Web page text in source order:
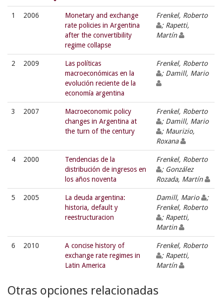
1 2006
Monetary and exchange
rate policies in Argentina
after the convertibility
regime collapse
Frenkel, Roberto
; Rapetti,
Martín
2 2009
Las políticas
macroeconómicas en la
evolución reciente de la
economía argentina
Frenkel, Roberto
; Damill, Mario
3 2007
Macroeconomic policy
changes in Argentina at
the turn of the century
Frenkel, Roberto
; Damill, Mario
; Maurizio,
Roxana
4 2000
Tendencias de la
distribución de ingresos en
los años noventa
Frenkel, Roberto
; González
Rozada, Martín
5 2005
La deuda argentina:
historia, default y
reestructuracion
Damill, Mario
;
Frenkel, Roberto
; Rapetti,
Martin
6 2010
A concise history of
exchange rate regimes in
Latin America
Frenkel, Roberto
; Rapetti,
Martín
Otras opciones relacionadas